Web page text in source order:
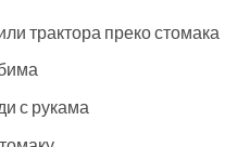
трактора преко стомака
с рукама